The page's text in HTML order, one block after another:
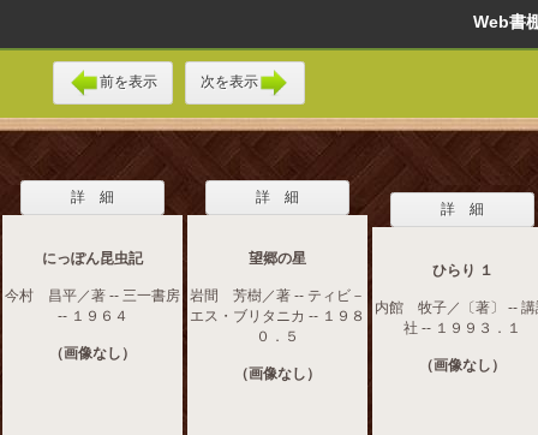
Web
前を表示 次を表示
詳 細
にっぽん昆虫記
今村 昌平／著 -- 三一書房
-- １９６４
（画像なし）
詳 細
望郷の星
岩間 芳樹／著 -- ティビ－
エス・ブリタニカ -- １９８
０．５
（画像なし）
詳 細
ひらり １
内館 牧子／〔著〕 -- 講
社 -- １９９３．１
（画像なし）